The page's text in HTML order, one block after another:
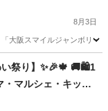
8月3日
大阪スマイルジャンボリ
会場
い祭り】✨🎉🍁 🚚🛍️1
マルシェ・キッチ